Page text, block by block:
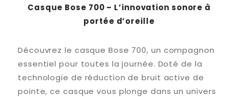
Casque Bose 700 – L’innovation sonore à
portée d’oreille
Découvrez le casque Bose 700, un compagnon
essentiel pour toutes la journée. Doté de la
technologie de réduction de bruit active de
pointe, ce casque vous plonge dans un univers